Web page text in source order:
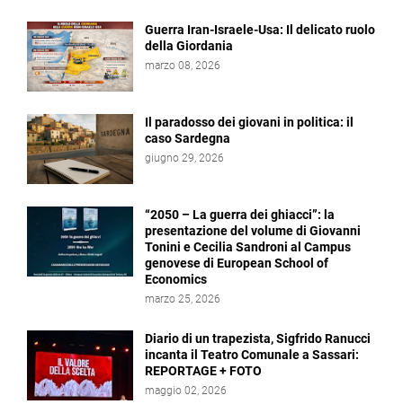
Guerra Iran-Israele-Usa: Il delicato ruolo
della Giordania
marzo 08, 2026
Il paradosso dei giovani in politica: il
caso Sardegna
giugno 29, 2026
“2050 – La guerra dei ghiacci”: la
presentazione del volume di Giovanni
Tonini e Cecilia Sandroni al Campus
genovese di European School of
Economics
marzo 25, 2026
Diario di un trapezista, Sigfrido Ranucci
incanta il Teatro Comunale a Sassari:
REPORTAGE + FOTO
maggio 02, 2026